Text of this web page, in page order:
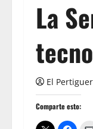
La
El
Comparte esto: